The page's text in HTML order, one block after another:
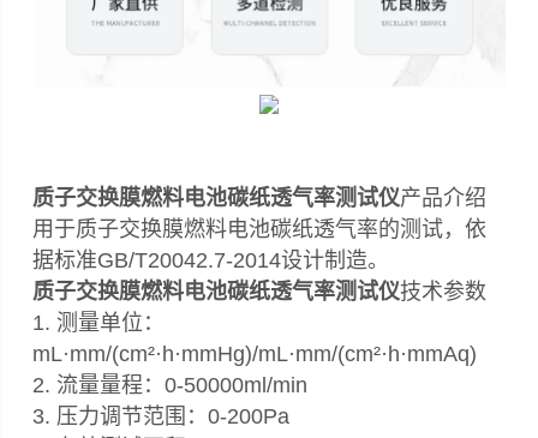
质子交换膜燃料电池碳纸透气率测试仪产品介绍
用于质子交换膜燃料电池碳纸透气率的测试，依
据标准GB/T20042.7-2014设计制造。
质子交换膜燃料电池碳纸透气率测试仪技术参数
1. 测量单位：
mL·mm/(cm²·h·mmHg)/mL·mm/(cm²·h·mmAq)
2. 流量量程：0-50000ml/min
3. 压力调节范围：0-200Pa